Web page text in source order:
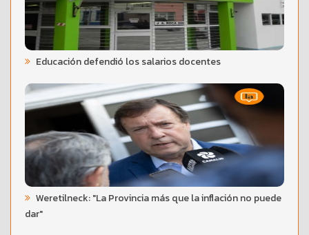
Educación defendió los salarios docentes
Weretilneck: "La Provincia más que la inflación no puede
dar"